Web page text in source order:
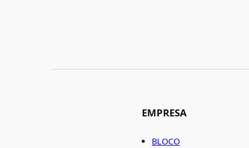
EMPRESA
BLOCO